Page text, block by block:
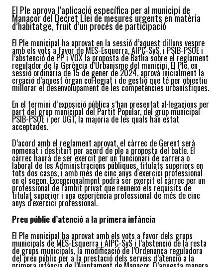
El Ple aprova l’aplicació específica per al municipi de
Manacor del Decret Llei de mesures urgents en matèria
d’habitatge, fruit d’un procés de participació
El Ple municipal ha aprovat en la sessió d’aquest dilluns vespre
amb els vots a favor de MÉS-Esquerra, AIPC-SyS, i PSIB-PSOE i
l’abstenció de PP i VOX la proposta de Batlia sobre el reglament
regulador de la Gerència d’Urbanisme del municipi. El Ple, en
sessió ordinària de 15 de gener de 2024, aprovà inicialment la
creació d’aquest òrgan col·legiat i de gestió que té per objectiu
millorar el desenvolupament de les competències urbanístiques.
En el termini d’exposició pública s’han presentat al·legacions per
part del grup municipal del Partit Popular, del grup municipal
PSIB-PSOE i per UGT, la majoria de les quals han estat
acceptades.
D’acord amb el reglament aprovat, el càrrec de Gerent serà
nomenat i destituït per acord de ple a proposta del batle. El
càrrec haurà de ser exercit per un funcionari de carrera o
laboral de les Administracions públiques, titulats superiors en
tots dos casos, i amb més de cinc anys d'exercici professional
en el segon. Excepcionalment podrà ser exercit el càrrec per un
professional de l'àmbit privat que reuneixi els requisits de
titulat superior i una experiència professional de més de cinc
anys d'exercici professional.
Preu públic d’atenció a la primera infància
El Ple municipal ha aprovat amb els vots a favor dels grups
municipals de MÉS-Esquerra i AIPC-SyS i l’abstenció de la resta
de grups municipals, la modificació de l’Ordenança reguladora
del preu públic per a la prestació dels serveis d’atenció a la